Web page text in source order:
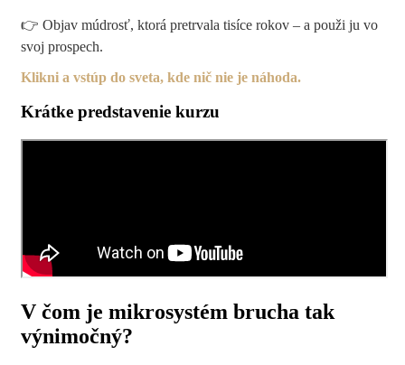
👉 Objav múdrosť, ktorá pretrvala tisíce rokov – a použi ju vo
svoj prospech.
Klikni a vstúp do sveta, kde nič nie je náhoda.
Krátke predstavenie kurzu
V čom je mikrosystém brucha tak
výnimočný?